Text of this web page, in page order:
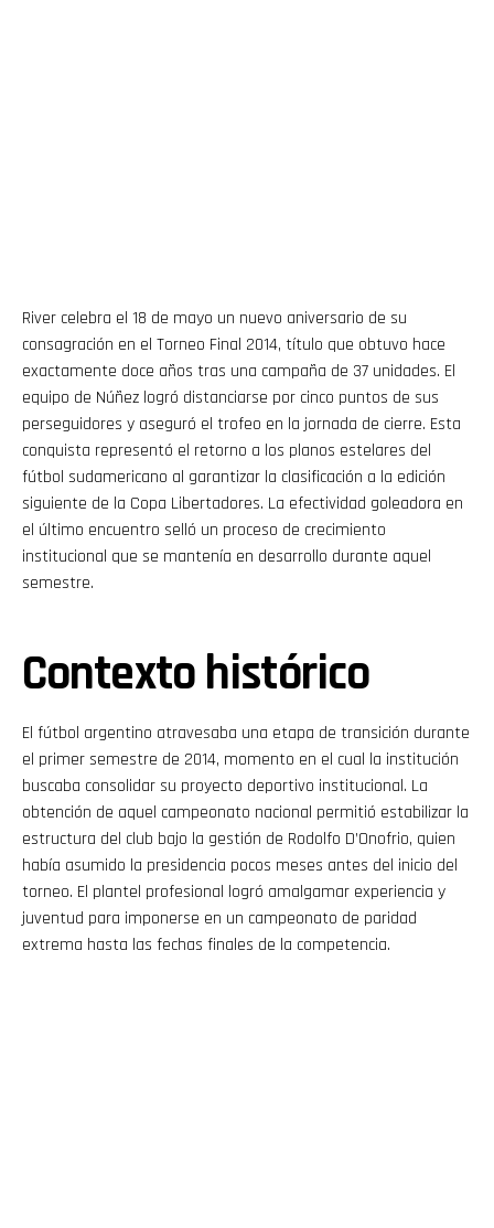
River celebra el 18 de mayo un nuevo aniversario de su
consagración en el Torneo Final 2014, título que obtuvo hace
exactamente doce años tras una campaña de 37 unidades. El
equipo de Núñez logró distanciarse por cinco puntos de sus
perseguidores y aseguró el trofeo en la jornada de cierre. Esta
conquista representó el retorno a los planos estelares del
fútbol sudamericano al garantizar la clasificación a la edición
siguiente de la Copa Libertadores. La efectividad goleadora en
el último encuentro selló un proceso de crecimiento
institucional que se mantenía en desarrollo durante aquel
semestre.
Contexto histórico
El fútbol argentino atravesaba una etapa de transición durante
el primer semestre de 2014, momento en el cual la institución
buscaba consolidar su proyecto deportivo institucional. La
obtención de aquel campeonato nacional permitió estabilizar la
estructura del club bajo la gestión de Rodolfo D’Onofrio, quien
había asumido la presidencia pocos meses antes del inicio del
torneo. El plantel profesional logró amalgamar experiencia y
juventud para imponerse en un campeonato de paridad
extrema hasta las fechas finales de la competencia.